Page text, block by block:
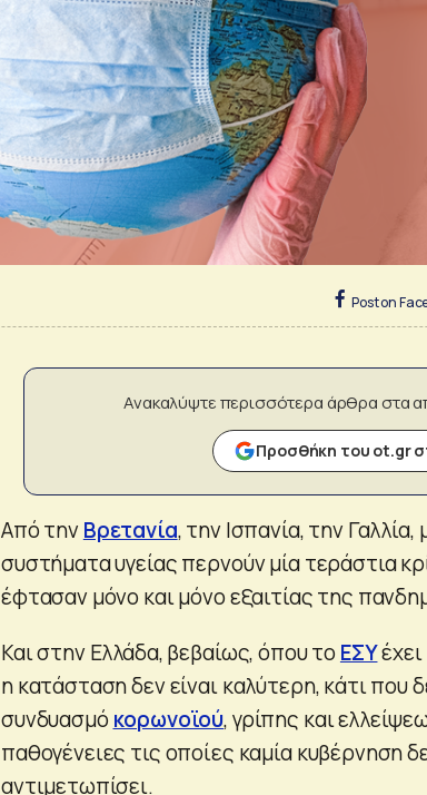
Post on
Ανακαλύψτε περισσότερα άρθρα στα
Προσθήκη του ot.gr
Από την Βρετανία, την Ισπανία, την
συστήματα υγείας περνούν μία τεράστια
έφτασαν μόνο και μόνο εξαιτίας της
Και στην Ελλάδα, βεβαίως, όπου τοΕΣΥ
η κατάσταση δεν είναι καλύτερη, κάτι που
συνδυασμόκορωνoϊού, γρίπης και
παθογένειες τις οποίες καμία κυβέρνηση
αντιμετωπίσει.